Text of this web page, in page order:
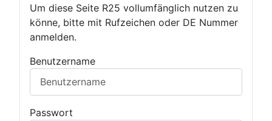
Um diese Seite R25 vollumfänglich nutzen zu
könne, bitte mit Rufzeichen oder DE Nummer
anmelden.
Benutzername
Passwort